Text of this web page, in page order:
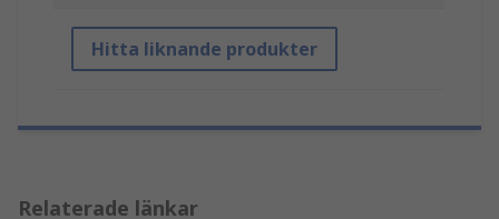
Hitta liknande produkter
Relaterade länkar